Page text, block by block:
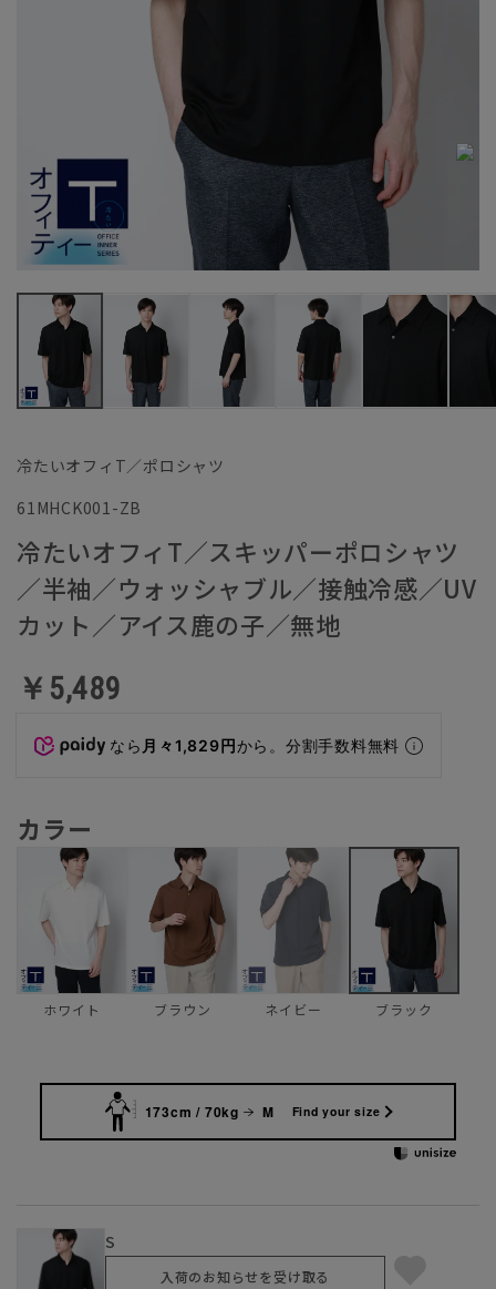
冷たいオフィT／ポロシャツ
61MHCK001-ZB
冷たいオフィT／スキッパーポロシャツ
／半袖／ウォッシャブル／接触冷感／UV
カット／アイス鹿の子／無地
￥5,489
なら 月々1,829円から。分割手数料無料
カラー
ホワイト ブラウン ネイビー ブラック
173cm / 70kg M Find your size
S
入荷のお知らせを受け取る